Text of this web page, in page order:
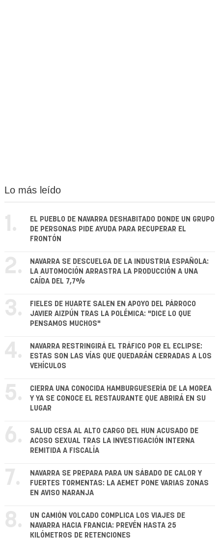
Lo más leído
1.
EL PUEBLO DE NAVARRA DESHABITADO DONDE UN GRUPO
DE PERSONAS PIDE AYUDA PARA RECUPERAR EL
FRONTÓN
2.
NAVARRA SE DESCUELGA DE LA INDUSTRIA ESPAÑOLA:
LA AUTOMOCIÓN ARRASTRA LA PRODUCCIÓN A UNA
CAÍDA DEL 7,7%
3.
FIELES DE HUARTE SALEN EN APOYO DEL PÁRROCO
JAVIER AIZPÚN TRAS LA POLÉMICA: "DICE LO QUE
PENSAMOS MUCHOS"
4.
NAVARRA RESTRINGIRÁ EL TRÁFICO POR EL ECLIPSE:
ESTAS SON LAS VÍAS QUE QUEDARÁN CERRADAS A LOS
VEHÍCULOS
5.
CIERRA UNA CONOCIDA HAMBURGUESERÍA DE LA MOREA
Y YA SE CONOCE EL RESTAURANTE QUE ABRIRÁ EN SU
LUGAR
6.
SALUD CESA AL ALTO CARGO DEL HUN ACUSADO DE
ACOSO SEXUAL TRAS LA INVESTIGACIÓN INTERNA
REMITIDA A FISCALÍA
7.
NAVARRA SE PREPARA PARA UN SÁBADO DE CALOR Y
FUERTES TORMENTAS: LA AEMET PONE VARIAS ZONAS
EN AVISO NARANJA
8.
UN CAMIÓN VOLCADO COMPLICA LOS VIAJES DE
NAVARRA HACIA FRANCIA: PREVÉN HASTA 25
KILÓMETROS DE RETENCIONES